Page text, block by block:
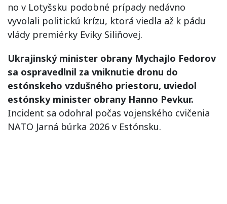
no v Lotyšsku podobné prípady nedávno
vyvolali politickú krízu, ktorá viedla až k pádu
vlády premiérky Eviky Siliňovej.
Ukrajinský minister obrany Mychajlo Fedorov
sa ospravedlnil za vniknutie dronu do
estónskeho vzdušného priestoru, uviedol
estónsky minister obrany Hanno Pevkur.
Incident sa odohral počas vojenského cvičenia
NATO Jarná búrka 2026 v Estónsku.